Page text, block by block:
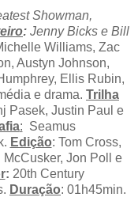
Showman,
: Jenny Bicks e Bill
Williams, Zac
Austyn Johnson,
Ellis Rubin,
e drama. Trilha
Pasek, Justin Paul e
: Seamus
Edição: Tom Cross,
Jon Poll e
: 20th Century
Duração: 01h45min.